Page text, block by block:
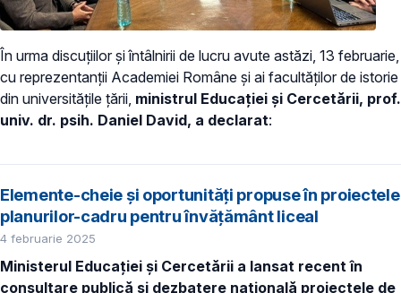
În urma discuțiilor și întâlnirii de lucru avute astăzi, 13 februarie,
cu reprezentanții Academiei Române și ai facultăților de istorie
din universitățile țării, ministrul Educației și Cercetării, prof.
univ. dr. psih. Daniel David, a declarat:
Elemente-cheie și oportunități propuse în proiectele
planurilor-cadru pentru învățământ liceal
4 februarie 2025
Ministerul Educației și Cercetării a lansat recent în
consultare publică și dezbatere națională proiectele de